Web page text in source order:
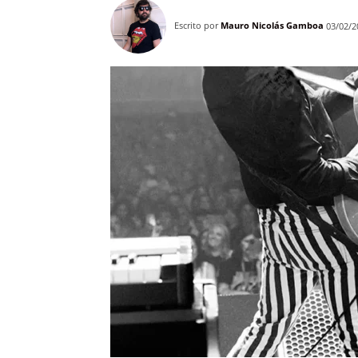
Escrito por Mauro Nicolás Gamboa 03/02/